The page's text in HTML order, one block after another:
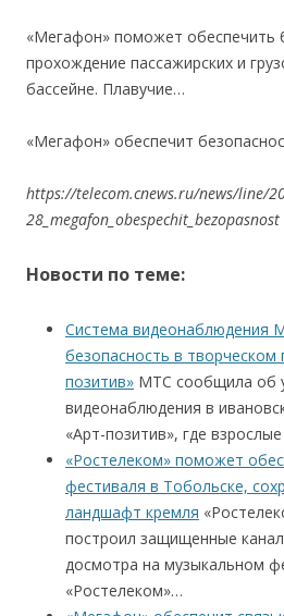
«Мегафон» поможет обеспечить
прохождение пассажирских и
бассейне. Плавучие…
«Мегафон» обеспечит
https://telecom.cnews.ru/news/line/
28_megafon_obespechit_bezopasnost
Новости по теме:
Система видеонаблюдения
безопасность в творческом
позитив» МТС сообщила об
видеонаблюдения в
«Арт-позитив», где
«Ростелеком» поможет
фестиваля в Тобольске,
ландшафт кремля
построил защищенные
досмотра на музыкальном
«Ростелеком»…